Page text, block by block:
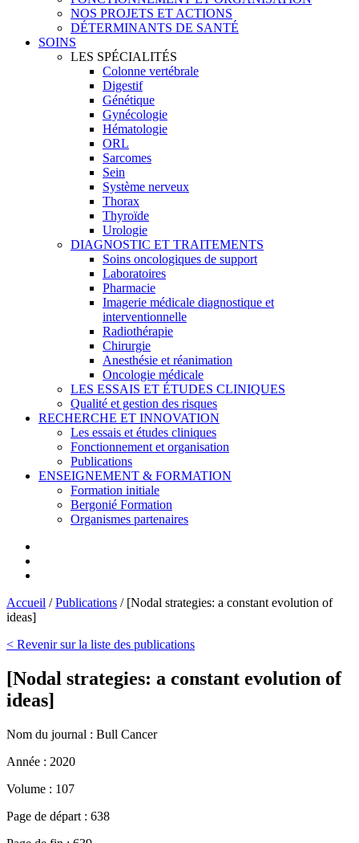
NOS PROJETS ET ACTIONS
DÉTERMINANTS DE SANTÉ
SOINS
LES SPÉCIALITÉS
Colonne vertébrale
Digestif
Génétique
Gynécologie
Hématologie
ORL
Sarcomes
Sein
Système nerveux
Thorax
Thyroïde
Urologie
DIAGNOSTIC ET TRAITEMENTS
Soins oncologiques de support
Laboratoires
Pharmacie
Imagerie médicale diagnostique et
interventionnelle
Radiothérapie
Chirurgie
Anesthésie et réanimation
Oncologie médicale
LES ESSAIS ET ÉTUDES CLINIQUES
Qualité et gestion des risques
RECHERCHE ET INNOVATION
Les essais et études cliniques
Fonctionnement et organisation
Publications
ENSEIGNEMENT & FORMATION
Formation initiale
Bergonié Formation
Organismes partenaires
Accueil /Publications / [Nodal strategies: a constant evolution of
ideas]
< Revenir sur la liste des publications
[Nodal strategies: a constant evolution of
ideas]
Nom du journal : Bull Cancer
Année : 2020
Volume : 107
Page de départ : 638